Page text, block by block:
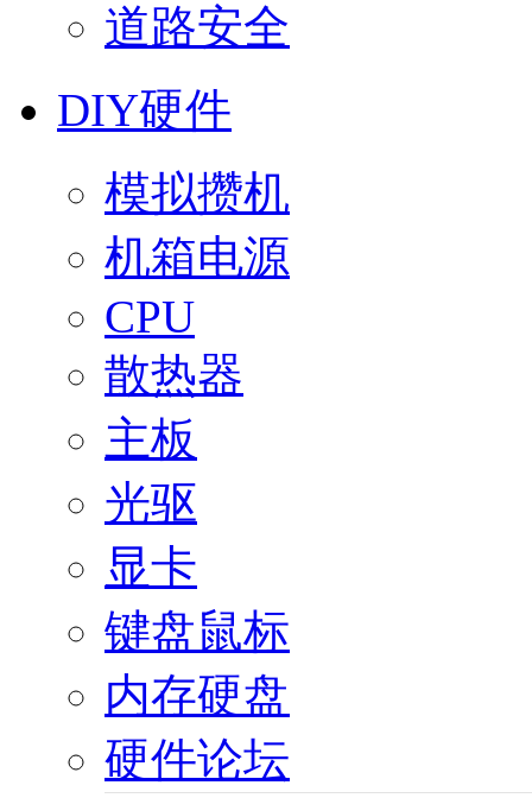
道路安全
DIY硬件
模拟攒机
机箱电源
CPU
散热器
主板
光驱
显卡
键盘鼠标
内存硬盘
硬件论坛